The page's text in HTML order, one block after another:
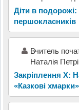
Діти в
першокласників
Вчитель
Наталія
Закріплення Х:
«Казкові хмарки»